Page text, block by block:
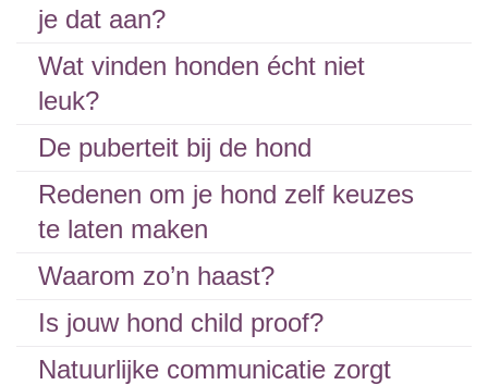
je dat aan?
Wat vinden honden écht niet
leuk?
De puberteit bij de hond
Redenen om je hond zelf keuzes
te laten maken
Waarom zo’n haast?
Is jouw hond child proof?
Natuurlijke communicatie zorgt